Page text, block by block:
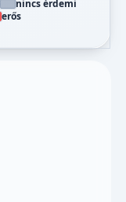
nincs érdemi
erős